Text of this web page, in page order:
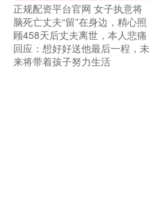
正规配资平台官网 女子执意将
脑死亡丈夫“留”在身边，精心照
顾458天后丈夫离世，本人悲痛
回应：想好好送他最后一程，未
来将带着孩子努力生活